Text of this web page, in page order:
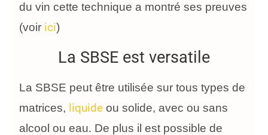
du vin cette technique a montré ses preuves
(voir ici)
La SBSE est versatile
La SBSE peut être utilisée sur tous types de
matrices, liquide ou solide, avec ou sans
alcool ou eau. De plus il est possible de